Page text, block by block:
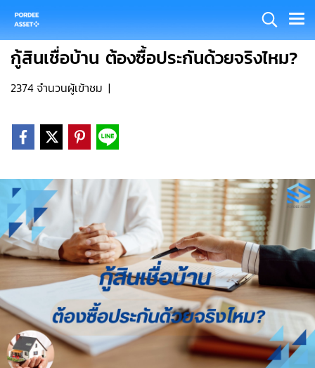
กู้สินเชื่อบ้าน ต้องซื้อประกันด้วยจริงไหม?
2374 จำนวนผู้เข้าชม |